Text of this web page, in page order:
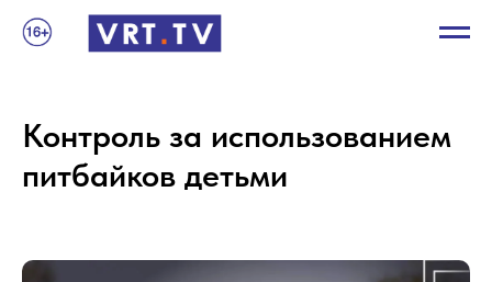
Контроль за использованием
питбайков детьми